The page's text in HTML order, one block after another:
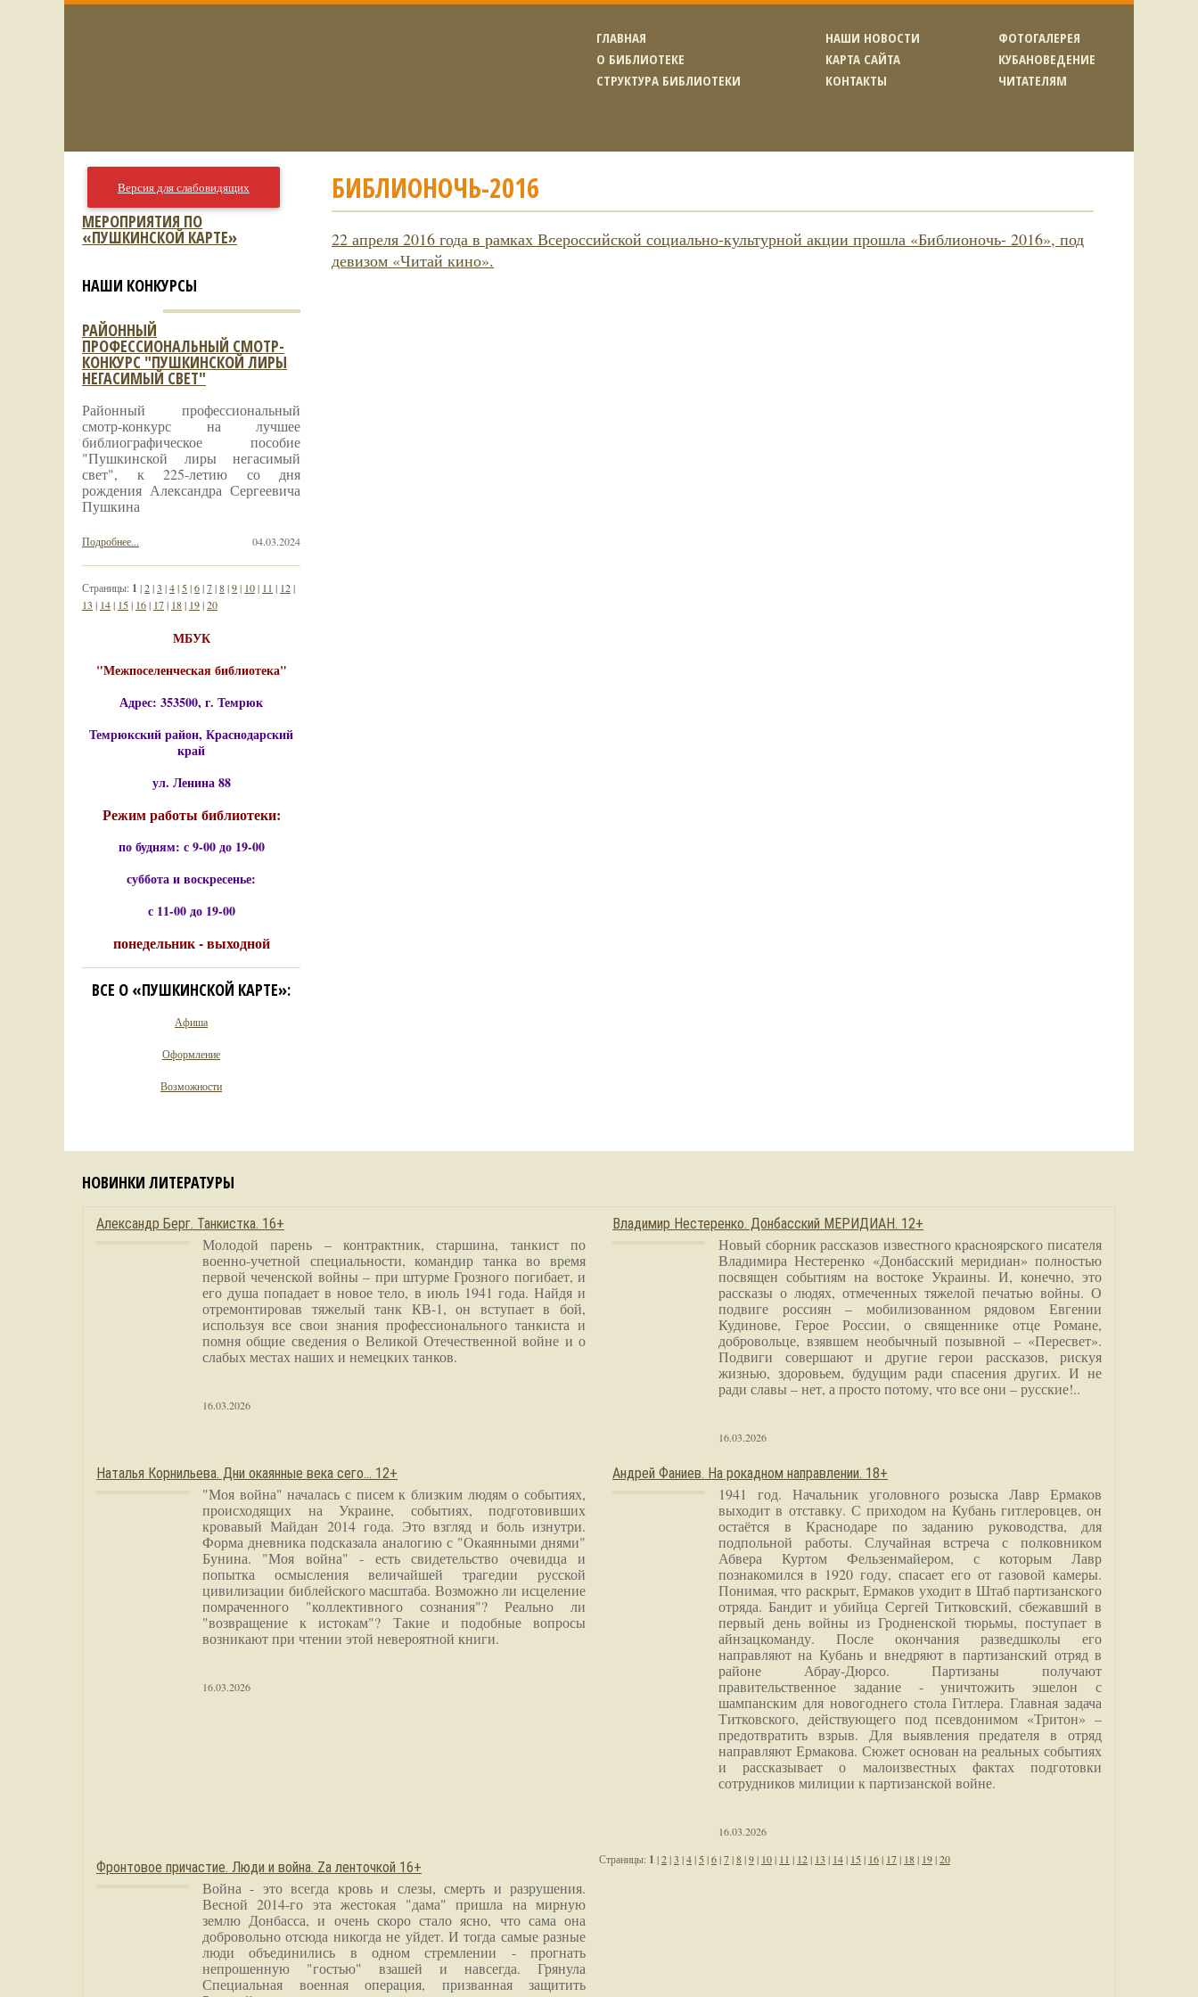
ГЛАВНАЯ
О БИБЛИОТЕКЕ
СТРУКТУРА БИБЛИОТЕКИ
НАШИ НОВОСТИ
КАРТА САЙТА
КОНТАКТЫ
ФОТОГАЛЕРЕЯ
КУБАНОВЕДЕНИЕ
ЧИТАТЕЛЯМ
БИБЛИОНОЧЬ-2016
22 апреля 2016 года в рамках Всероссийской социально-культурной акции прошла «Библионочь- 2016», под
девизом «Читай кино».
Версия для слабовидящих
МЕРОПРИЯТИЯ ПО
«ПУШКИНСКОЙ КАРТЕ»
НАШИ КОНКУРСЫ
РАЙОННЫЙ
ПРОФЕССИОНАЛЬНЫЙ СМОТР-
КОНКУРС "ПУШКИНСКОЙ ЛИРЫ
НЕГАСИМЫЙ СВЕТ"
Районный профессиональный
смотр-конкурс на лучшее
библиографическое пособие
"Пушкинской лиры негасимый
свет", к 225-летию со дня
рождения Александра Сергеевича
Пушкина
04.03.2024
Подробнее...
Страницы: 1 |2|3 |4| 5|6|7|8|9| 10| 11 | 12|
13 | 14| 15| 16| 17| 18| 19|20
МБУК
"Межпоселенческая библиотека"
Адрес: 353500, г. Темрюк
Темрюкский район, Краснодарский
край
ул. Ленина 88
Режим работы библиотеки:
по будням: с 9-00 до 19-00
суббота и воскресенье:
с 11-00 до 19-00
понедельник - выходной
ВСЕ О «ПУШКИНСКОЙ КАРТЕ»:
Афиша
Оформление
Возможности
НОВИНКИ ЛИТЕРАТУРЫ
Александр Берг. Танкистка. 16+
Молодой парень – контрактник, старшина, танкист по
военно-учетной специальности, командир танка во время
первой чеченской войны – при штурме Грозного погибает, и
его душа попадает в новое тело, в июль 1941 года. Найдя и
отремонтировав тяжелый танк КВ-1, он вступает в бой,
используя все свои знания профессионального танкиста и
помня общие сведения о Великой Отечественной войне и о
слабых местах наших и немецких танков.
16.03.2026
Владимир Нестеренко. Донбасский МЕРИДИАН. 12+
Новый сборник рассказов известного красноярского писателя
Владимира Нестеренко «Донбасский меридиан» полностью
посвящен событиям на востоке Украины. И, конечно, это
рассказы о людях, отмеченных тяжелой печатью войны. О
подвиге россиян – мобилизованном рядовом Евгении
Кудинове, Герое России, о священнике отце Романе,
добровольце, взявшем необычный позывной – «Пересвет».
Подвиги совершают и другие герои рассказов, рискуя
жизнью, здоровьем, будущим ради спасения других. И не
ради славы – нет, а просто потому, что все они – русские!..
16.03.2026
Наталья Корнильева. Дни окаянные века сего… 12+
"Моя война" началась с писем к близким людям о событиях,
происходящих на Украине, событиях, подготовивших
кровавый Майдан 2014 года. Это взгляд и боль изнутри.
Форма дневника подсказала аналогию с "Окаянными днями"
Бунина. "Моя война" - есть свидетельство очевидца и
попытка осмысления величайшей трагедии русской
цивилизации библейского масштаба. Возможно ли исцеление
помраченного "коллективного сознания"? Реально ли
"возвращение к истокам"? Такие и подобные вопросы
возникают при чтении этой невероятной книги.
16.03.2026
Андрей Фаниев. На рокадном направлении. 18+
1941 год. Начальник уголовного розыска Лавр Ермаков
выходит в отставку. С приходом на Кубань гитлеровцев, он
остаётся в Краснодаре по заданию руководства, для
подпольной работы. Случайная встреча с полковником
Абвера Куртом Фельзенмайером, с которым Лавр
познакомился в 1920 году, спасает его от газовой камеры.
Понимая, что раскрыт, Ермаков уходит в Штаб партизанского
отряда. Бандит и убийца Сергей Титковский, сбежавший в
первый день войны из Гродненской тюрьмы, поступает в
айнзацкоманду. После окончания разведшколы его
направляют на Кубань и внедряют в партизанский отряд в
районе Абрау-Дюрсо. Партизаны получают
правительственное задание - уничтожить эшелон с
шампанским для новогоднего стола Гитлера. Главная задача
Титковского, действующего под псевдонимом «Тритон» –
предотвратить взрыв. Для выявления предателя в отряд
направляют Ермакова. Сюжет основан на реальных событиях
и рассказывает о малоизвестных фактах подготовки
сотрудников милиции к партизанской войне.
16.03.2026
Фронтовое причастие. Люди и война. Zа ленточкой 16+
Война - это всегда кровь и слезы, смерть и разрушения.
Весной 2014-го эта жестокая "дама" пришла на мирную
землю Донбасса, и очень скоро стало ясно, что сама она
добровольно отсюда никогда не уйдет. И тогда самые разные
люди объединились в одном стремлении - прогнать
непрошенную "гостью" взашей и навсегда. Грянула
Специальная военная операция, призванная защитить
Страницы: 1 |2|3 |4| 5 |6|7|8|9| 10| 11 | 12| 13 | 14| 15 | 16| 17| 18| 19|20